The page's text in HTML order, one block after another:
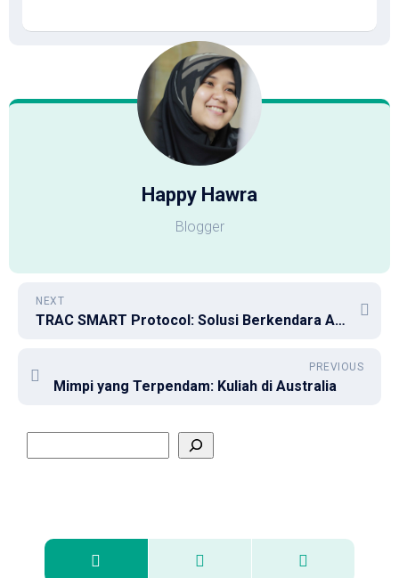
Happy Hawra
Blogger
NEXT
TRAC SMART Protocol: Solusi Berkendara Aman
PREVIOUS
Mimpi yang Terpendam: Kuliah di Australia